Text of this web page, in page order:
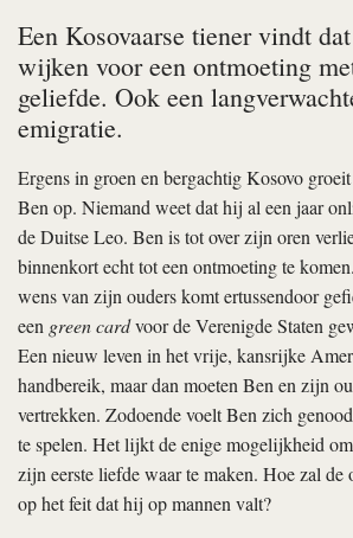
Een Kosovaarse tiener vindt
wijken voor een ontmoeting
geliefde. Ook een
emigratie.
Ergens in groen en bergachtig Kosovo
Ben op. Niemand weet dat hij al een jaar
de Duitse Leo. Ben is tot over zijn oren
binnenkort echt tot een ontmoeting te
wens van zijn ouders komt ertussendoor
een green cardvoor de Verenigde Staten
Een nieuw leven in het vrije, kansrijke
handbereik, maar dan moeten Ben en zijn
vertrekken. Zodoende voelt Ben zich
te spelen. Het lijkt de enige mogelijkheid
zijn eerste liefde waar te maken. Hoe zal de
op het feit dat hij op mannen valt?